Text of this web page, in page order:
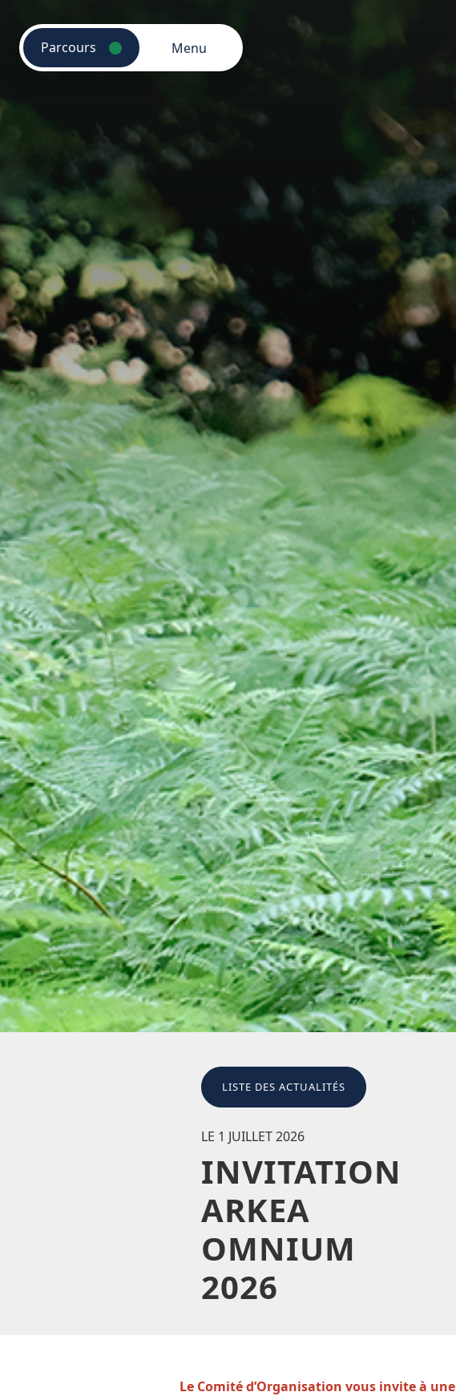
Parcours Menu
LISTE DES ACTUALITÉS
LE 1 JUILLET 2026
INVITATION
ARKEA
OMNIUM
2026
Le Comitéd’Organisation vous invite à une